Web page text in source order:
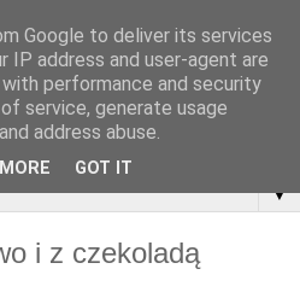
▼
i z czekoladą
Google to deliver its services
IP address and user-agent are
performance and security
service, generate usage
address abuse.
GOT IT